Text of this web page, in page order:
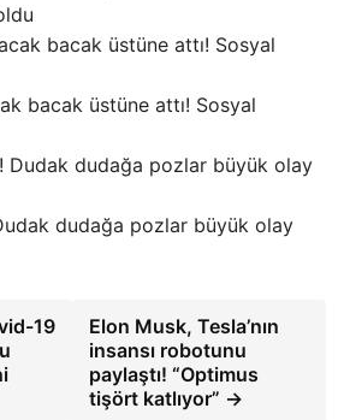
bacak üstüne attı! Sosyal
dudağa pozlar büyük olay
19
Elon Musk, Tesla’nın
insansı robotunu
paylaştı! “Optimus
tişört katlıyor” →